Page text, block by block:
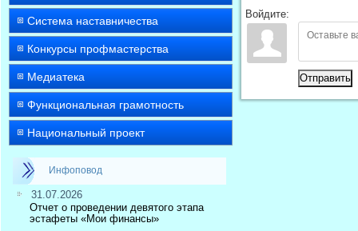
Система наставничества
Конкурсы профмастерства
Медиатека
Функциональная грамотность
Национальный проект
Инфоповод
31.07.2026
Отчет о проведении девятого этапа
эстафеты «Мои финансы»
Войдите:
Отправить